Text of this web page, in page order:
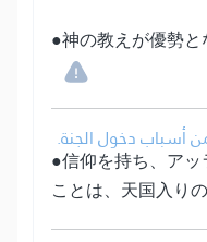
●神の教えが優勢と
أسباب دخول الجنة.
●信仰を持ち、ア
ことは、天国入り